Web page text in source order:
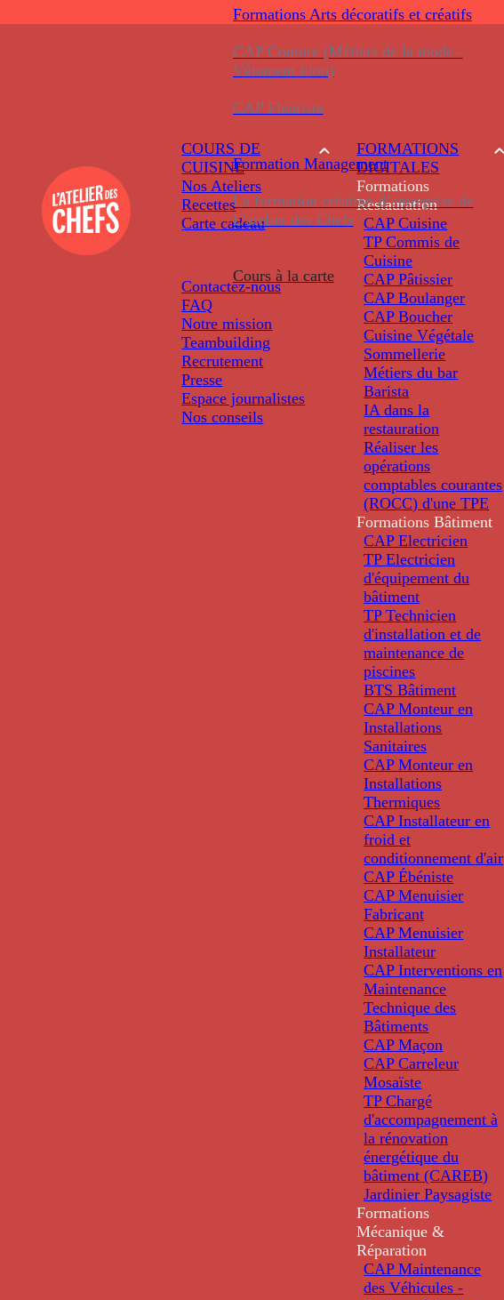
Formations Arts décoratifs et créatifs
CAP Couture (Métiers de la mode -
Vêtement Flou)
CAP Fleuriste
Formation Management
La formation création d’entreprise de
L’atelier des Chefs
Cours à la carte
COURS DE
CUISINE
Nos Ateliers
Recettes
Carte cadeau
Contactez-nous
FAQ
Notre mission
Teambuilding
Recrutement
Presse
Espace journalistes
Nos conseils
FORMATIONS
DIGITALES
Formations
Restauration
CAP Cuisine
TP Commis de
Cuisine
CAP Pâtissier
CAP Boulanger
CAP Boucher
Cuisine Végétale
Sommellerie
Métiers du bar
Barista
IA dans la
restauration
Réaliser les
opérations
comptables courantes
(ROCC) d'une TPE
Formations Bâtiment
CAP Electricien
TP Electricien
d'équipement du
bâtiment
TP Technicien
d'installation et de
maintenance de
piscines
BTS Bâtiment
CAP Monteur en
Installations
Sanitaires
CAP Monteur en
Installations
Thermiques
CAP Installateur en
froid et
conditionnement d'air
CAP Ébéniste
CAP Menuisier
Fabricant
CAP Menuisier
Installateur
CAP Interventions en
Maintenance
Technique des
Bâtiments
CAP Maçon
CAP Carreleur
Mosaïste
TP Chargé
d'accompagnement à
la rénovation
énergétique du
bâtiment (CAREB)
Jardinier Paysagiste
Formations
Mécanique &
Réparation
CAP Maintenance
des Véhicules -